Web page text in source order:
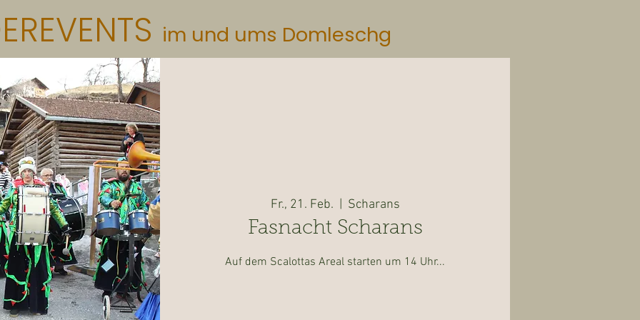
im und ums Domleschg
Fr., 21. Feb. Scharans
Fasnacht Scharans
Auf dem Scalottas Areal starten um 14 Uhr...